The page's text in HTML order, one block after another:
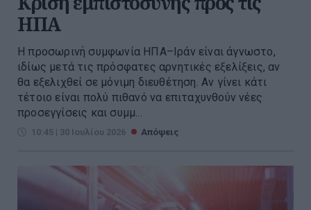
ΗΠΑ
Η προσωρινή συμφωνία ΗΠΑ–Ιράν είναι άγνωστο,
ιδίως μετά τις πρόσφατες αρνητικές εξελίξεις, αν
θα εξελιχθεί σε μόνιμη διευθέτηση. Αν γίνει κάτι
τέτοιο είναι πολύ πιθανό να επιταχυνθούν νέες
προσεγγίσεις και συμμ...
10:45 | 30 Ιουλίου 2026 Απόψεις